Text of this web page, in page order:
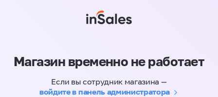
Магазин временно не работает
Если вы сотрудник магазина —
войдите в панель администратора